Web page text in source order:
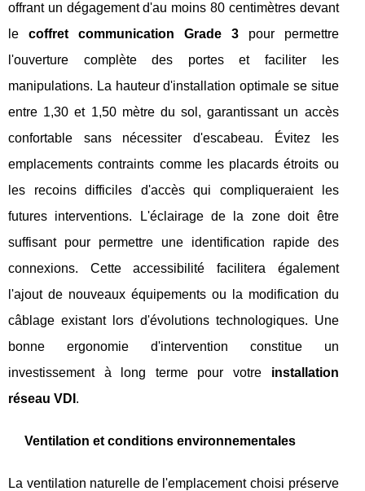
offrant un dégagement d'au moins 80 centimètres devant
le coffret communication Grade 3pour permettre
l'ouverture complète des portes et faciliter les
manipulations. La hauteur d'installation optimale se situe
entre 1,30 et 1,50 mètre du sol, garantissant un accès
confortable sans nécessiter d'escabeau. Évitez les
emplacements contraints comme les placards étroits ou
les recoins difficiles d'accès qui compliqueraient les
futures interventions. L'éclairage de la zone doit être
suffisant pour permettre une identification rapide des
connexions. Cette accessibilité facilitera également
l'ajout de nouveaux équipements ou la modification du
câblage existant lors d'évolutions technologiques. Une
bonne ergonomie d'intervention constitue un
investissement à long terme pour votre installation
réseau VDI .
Ventilation et conditions environnementales
La ventilation naturelle de l'emplacement choisi préserve